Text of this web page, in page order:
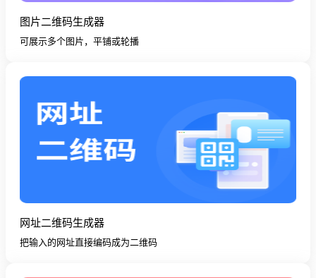
图片二维码生成器
可展示多个图片，平铺或轮播
网址二维码生成器
把输入的网址直接编码成为二维码